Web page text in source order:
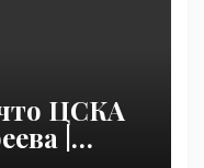
ЦСКА
|